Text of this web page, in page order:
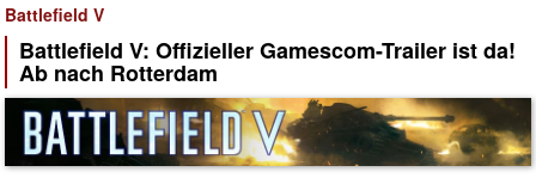
Battlefield V
Battlefield V: Offizieller Gamescom-Trailer ist da!
Ab nach Rotterdam